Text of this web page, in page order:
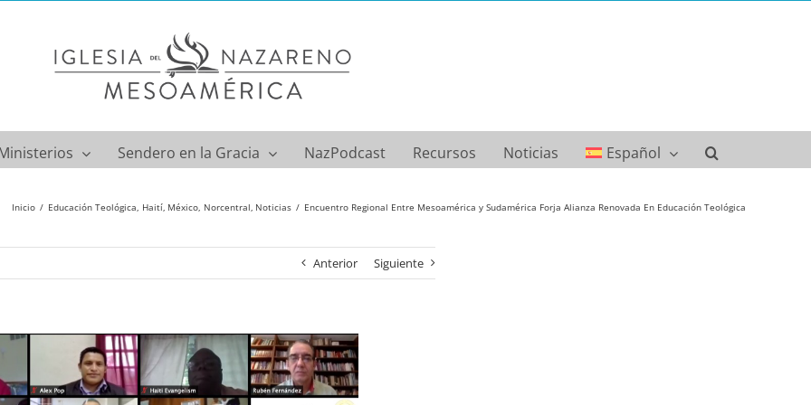
Sendero en la Gracia NazPodcast Recursos Noticias Español
Inicio Educación Teológica Haití México Norcentral Noticias Encuentro Regional Entre Mesoamérica y Sudamérica Forja Alianza Renovada En Educación Teológica
Anterior Siguiente